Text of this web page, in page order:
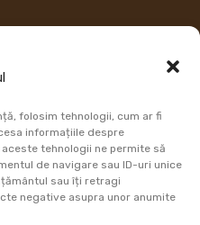
folosim tehnologii, cum ar fi
informațiile despre
tehnologii ne permite să
de navigare sau ID-uri unice
sau îți retragi
negative asupra unor anumite